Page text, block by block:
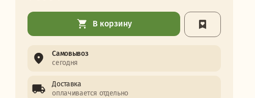
В корзину
Самовывоз
сегодня
Доставка
оплачивается отдельно